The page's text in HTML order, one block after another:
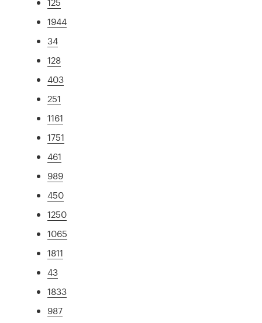
1944
34
128
403
251
1161
1751
461
989
450
1250
1065
1811
43
1833
987